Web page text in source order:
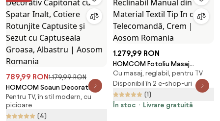
789,99 RON1.179,99 RON
HOMCOM Scaun Decorativ
Capitonat cu Spatar Inalt,
Cotiere Rotunjite Captusite și
Sezut cu Captuseala Groasa,
Pentru TV, în stil modern, cu
picioare
(4)
1.279,99 RON
HOMCOM Fotoliu Masaj
Reclinabil Manual din Material
Textil Tip In cu Telecomandă,
Crem | Aosom Romania
Cu masaj, reglabil, pentru TV
Disponibil în 2 e-shop-uri
(1)
În stoc
Livrare gratuită